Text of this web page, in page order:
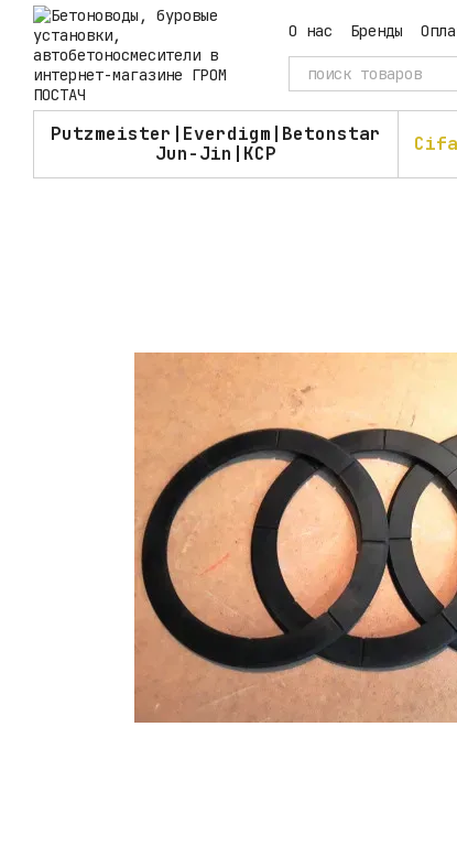
Перейти к основному контенту
О нас Бренды
Пользовательское
Putzmeister|Everdigm|Betonstar
Jun-Jin|KCP
Cifa